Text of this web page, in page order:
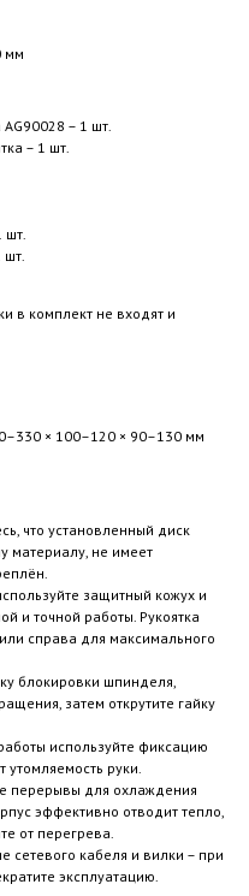
мм
– 1 шт.
– 1 шт.
шт.
шт.
в комплект не входят и
× 100–120 × 90–130 мм
что установленный диск
материалу, не имеет
защитный кожух и
и точной работы. Рукоятка
справа для максимального
блокировки шпинделя,
затем открутите гайку
используйте фиксацию
утомляемость руки.
перерывы для охлаждения
эффективно отводит тепло,
от перегрева.
сетевого кабеля и вилки – при
эксплуатацию.